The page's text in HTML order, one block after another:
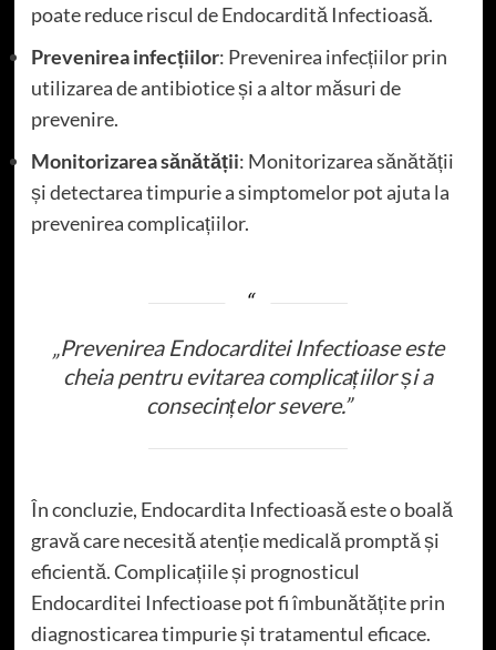
poate reduce riscul de Endocardită Infectioasă.
Prevenirea infecțiilor: Prevenirea infecțiilor prin
utilizarea de antibiotice și a altor măsuri de
prevenire.
Monitorizarea sănătății: Monitorizarea sănătății
și detectarea timpurie a simptomelor pot ajuta la
prevenirea complicațiilor.
„Prevenirea Endocarditei Infectioase este
cheia pentru evitarea complicațiilor și a
consecințelor severe.”
În concluzie, Endocardita Infectioasă este o boală
gravă care necesită atenție medicală promptă și
eficientă. Complicațiile și prognosticul
Endocarditei Infectioase pot fi îmbunătățite prin
diagnosticarea timpurie și tratamentul eficace.